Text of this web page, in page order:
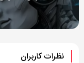
نظرات کاربران